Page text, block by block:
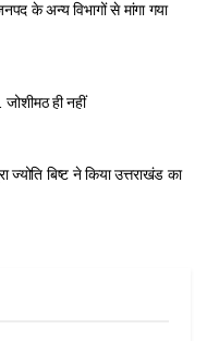
के अन्य विभागों से मांगा गया
ही नहीं
ज्योति बिष्ट ने किया उत्तराखंड का